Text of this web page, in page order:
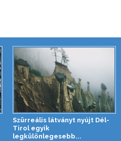
Szürreális látványt nyújt Dél-
Tirol egyik
legkülönlegesebb...